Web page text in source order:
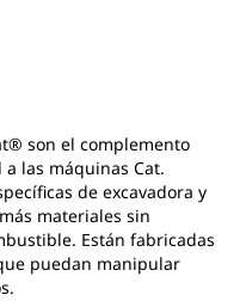
son el complemento
las máquinas Cat.
de excavadora y
materiales sin
Están fabricadas
puedan manipular